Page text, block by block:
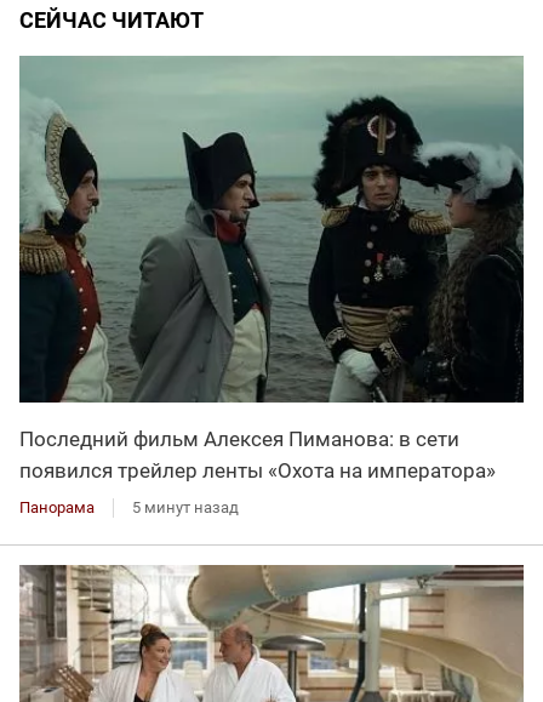
СЕЙЧАС ЧИТАЮТ
Последний фильм Алексея Пиманова: в сети
появился трейлер ленты «Охота на императора»
Панорама 5 минут назад